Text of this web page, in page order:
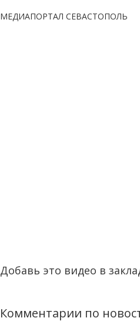
МЕДИАПОРТАЛ СЕВАСТОПОЛЬ
Добавь это видео в
Комментарии по